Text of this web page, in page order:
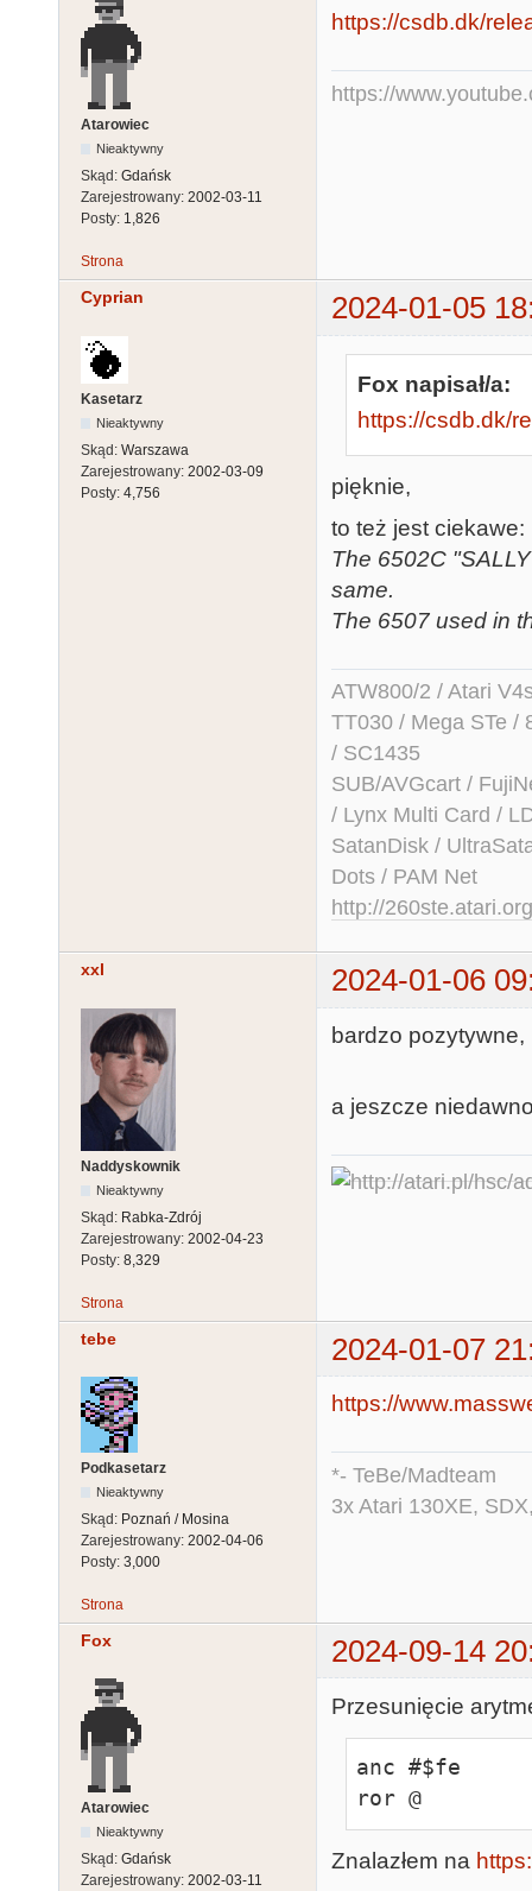
Atarowiec
Nieaktywny
Skąd: Gdańsk
Zarejestrowany: 2002-03-11
Posty: 1,826
https://csdb.dk/
https://
Strona
Cyprian 2024-01-05
Kasetarz
Nieaktywny
Skąd: Warszawa
Zarejestrowany: 2002-03-09
Posty: 4,756
Fox napisał/a:
https://csdb.dk/
pięknie,
to też jest ciekawe:
The 6502C
same.
The 6507 used in
ATW800/2 / Atari
TT030 / Mega STe /
/ SC1435
SUB/AVGcart /
/ Lynx Multi Card /
SatanDisk /
Dots / PAM Net
http://260ste.atari.org
xxl 2024-01-06
Naddyskownik
Nieaktywny
Skąd: Rabka-Zdrój
Zarejestrowany: 2002-04-23
Posty: 8,329
bardzo
a jeszcze
Strona
tebe 2024-01-07
Podkasetarz
Nieaktywny
Skąd: Poznań / Mosina
Zarejestrowany: 2002-04-06
Posty: 3,000
https://
*- TeBe/Madteam
3x Atari 130XE,
Strona
Fox 2024-09-14
Atarowiec
Nieaktywny
Skąd: Gdańsk
Zarejestrowany: 2002-03-11
Przesunięcie
anc #$fe
ror @
Znalazłem na